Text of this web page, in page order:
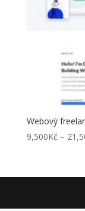
Webový
9,500Kč –